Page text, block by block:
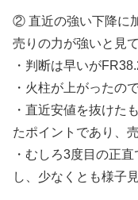
② 直近の強い下降に
売りの力が強いと見
・判断は早いが
・火柱が上がったの
・直近安値を抜けた
たポイントであり、
・むしろ3度目の正
し、少なくとも様子